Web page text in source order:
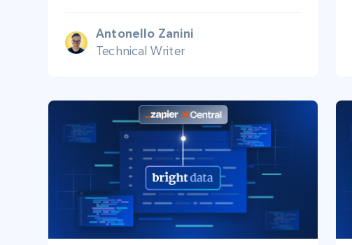
Antonello Zanini
Technical Writer